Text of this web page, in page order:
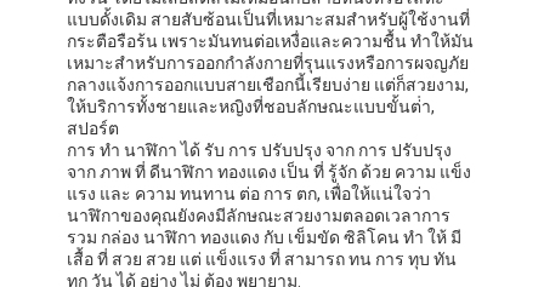
แบบดั้งเดิม สายสับซ้อนเป็นที่เหมาะสมสําหรับผู้ใช้งานที่
กระตือรือร้น เพราะมันทนต่อเหงื่อและความชื้น ทําให้มัน
เหมาะสําหรับการออกกําลังกายที่รุนแรงหรือการผจญภัย
กลางแจ้งการออกแบบสายเชือกนี้เรียบง่าย แต่ก็สวยงาม,
ให้บริการทั้งชายและหญิงที่ชอบลักษณะแบบขั้นต่ํา,
สปอร์ต
การ ทํา นาฬิกา ได้ รับ การ ปรับปรุง จาก การ ปรับปรุง
จาก ภาพ ที่ ดีนาฬิกา ทองแดง เป็น ที่ รู้จัก ด้วย ความ แข็ง
แรง และ ความ ทนทาน ต่อ การ ตก, เพื่อให้แน่ใจว่า
นาฬิกาของคุณยังคงมีลักษณะสวยงามตลอดเวลาการ
รวม กล่อง นาฬิกา ทองแดง กับ เข็มขัด ซิลิโคน ทํา ให้ มี
เสื้อ ที่ สวย สวย แต่ แข็งแรง ที่ สามารถ ทน การ ทุบ ทัน
ทุก วัน ได้ อย่าง ไม่ ต้อง พยายาม.